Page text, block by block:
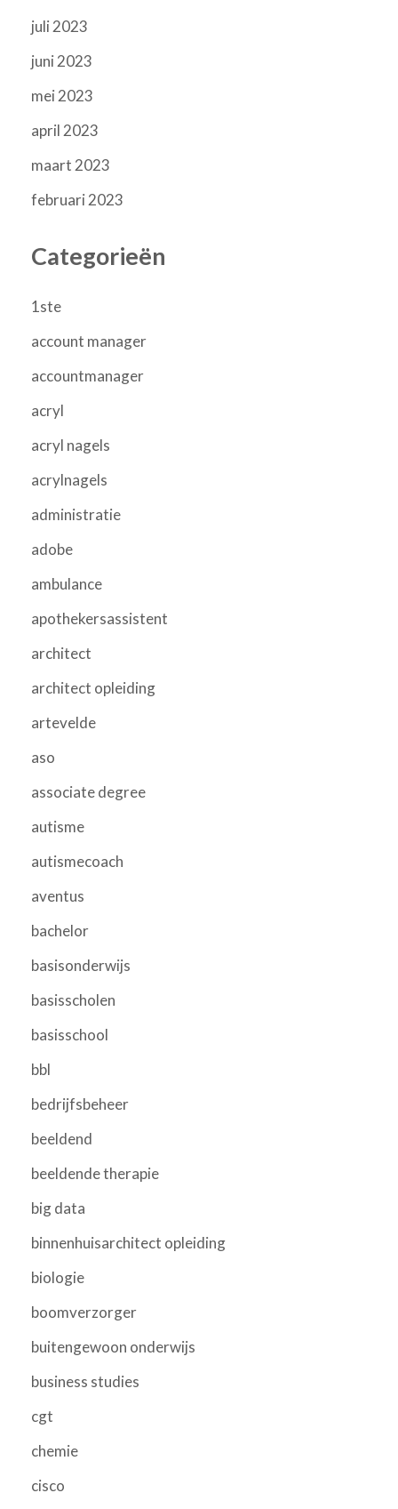
juli 2023
juni 2023
mei 2023
april 2023
maart 2023
februari 2023
Categorieën
1ste
account manager
accountmanager
acryl
acryl nagels
acrylnagels
administratie
adobe
ambulance
apothekersassistent
architect
architect opleiding
artevelde
aso
associate degree
autisme
autismecoach
aventus
bachelor
basisonderwijs
basisscholen
basisschool
bbl
bedrijfsbeheer
beeldend
beeldende therapie
big data
binnenhuisarchitect opleiding
biologie
boomverzorger
buitengewoon onderwijs
business studies
cgt
chemie
cisco